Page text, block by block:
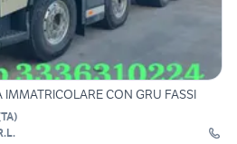
CON GRU FASSI
TA)